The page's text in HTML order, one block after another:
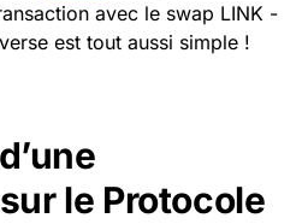
avec le swap LINK -
est tout aussi simple !
le Protocole